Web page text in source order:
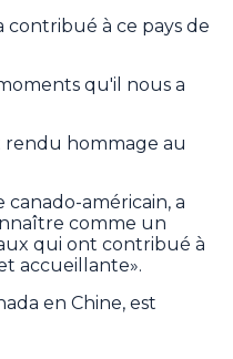
à ce pays de
qu'il nous a
rendu hommage au
américain, a
comme un
qui ont contribué à
accueillante».
en Chine, est